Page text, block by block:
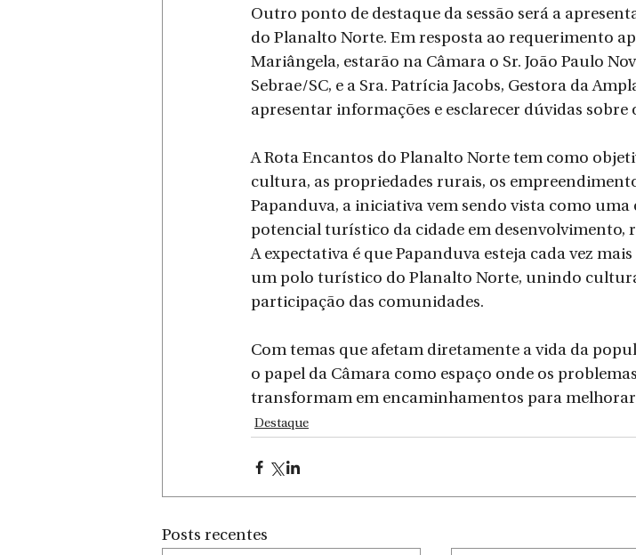
Outro ponto de destaque da sessão será a
do Planalto Norte. Em resposta ao requerimento
Mariângela, estarão na Câmara o Sr. João Paulo
Sebrae/SC, e a Sra. Patrícia Jacobs, Gestora da
apresentar informações e esclarecer dúvidas sobre
A Rota Encantos do Planalto Norte tem como
cultura, as propriedades rurais, os
Papanduva, a iniciativa vem sendo vista como
potencial turístico da cidade em desenvolvimento,
A expectativa é que Papanduva esteja cada vez
um polo turístico do Planalto Norte, unindo
participação das comunidades.
Com temas que afetam diretamente a vida da
o papel da Câmara como espaço onde os
transformam em encaminhamentos para melhorar
Destaque
Posts recentes